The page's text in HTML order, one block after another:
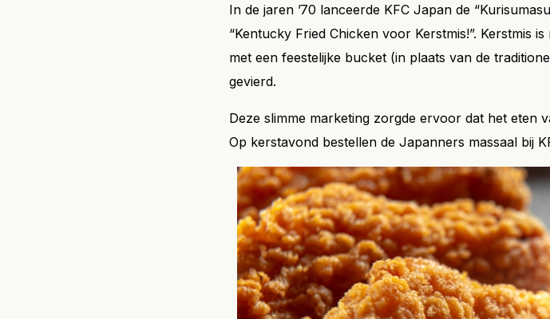
In de jaren ’70 lanceerde KFC Japan de
“Kentucky Fried Chicken voor Kerstmis!”. Kerstmis
met een feestelijke bucket (in plaats van de
gevierd.
Deze slimme marketing zorgde ervoor dat het eten
Op kerstavond bestellen de Japanners massaal bij